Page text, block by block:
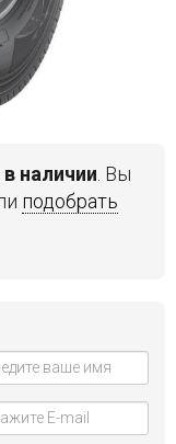
в наличии . Вы
подобрать